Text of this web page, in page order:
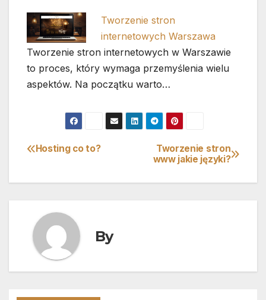
Tworzenie stron
internetowych Warszawa
Tworzenie stron internetowych w Warszawie
to proces, który wymaga przemyślenia wielu
aspektów. Na początku warto…
Nawigacja
wpisu
Tworzenie stron
www jakie języki?
Hosting co to?
By